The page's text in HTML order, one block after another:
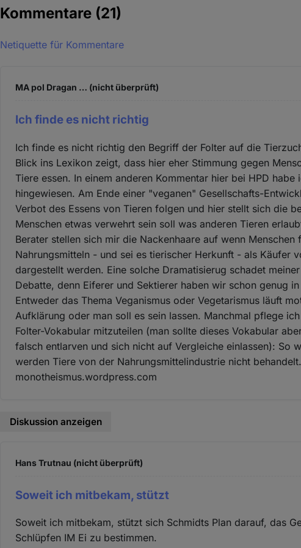
Kommentare (21)
Netiquette für Kommentare
MA pol Dragan … (nicht überprüft)
Ich finde es nicht richtig
Ich finde es nicht richtig den Begriff der Folter auf die
Blick ins Lexikon zeigt, dass hier eher Stimmung gegen
Tiere essen. In einem anderen Kommentar hier bei HPD
hingewiesen. Am Ende einer "veganen" Gesellschafts-
Verbot des Essens von Tieren folgen und hier stellt sich die
Menschen etwas verwehrt sein soll was anderen Tieren
Berater stellen sich mir die Nackenhaare auf wenn Menschen
Nahrungsmitteln - und sei es tierischer Herkunft - als Käufer
dargestellt werden. Eine solche Dramatisierug schadet
Debatte, denn Eiferer und Sektierer haben wir schon genug
Entweder das Thema Veganismus oder Vegetarismus läuft
Aufklärung oder man soll es sein lassen. Manchmal pflege
Folter-Vokabular mitzuteilen (man sollte dieses Vokabular
falsch entlarven und sich nicht auf Vergleiche einlassen): So
werden Tiere von der Nahrungsmittelindustrie nicht
monotheismus.wordpress.com
Diskussion anzeigen
Hans Trutnau (nicht überprüft)
Soweit ich mitbekam, stützt
Soweit ich mitbekam, stützt sich Schmidts Plan darauf, das
Schlüpfen IM Ei zu bestimmen.